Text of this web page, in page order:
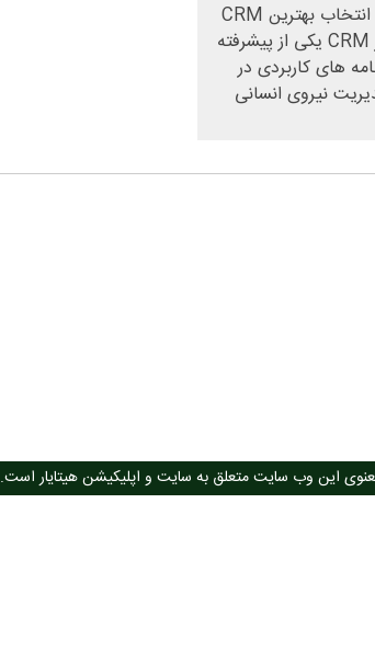
راهنمای انتخاب بهترین CRM
نرم افزار CRM یکی از پیشرفته
های کاربردی در
نیروی انسانی
این وب سایت متعلق به سایت و اپلیکیشن هیتایار است.